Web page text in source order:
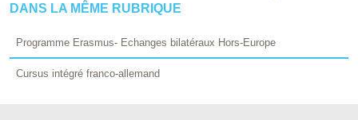
DANS LA MÊME RUBRIQUE
Programme Erasmus- Echanges bilatéraux Hors-Europe
Cursus intégré franco-allemand